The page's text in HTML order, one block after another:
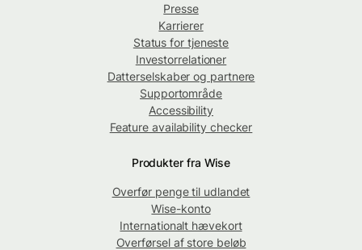
Presse
Karrierer
Status for tjeneste
Investorrelationer
Datterselskaber og partnere
Supportområde
Accessibility
Feature availability checker
Produkter fra Wise
Overfør penge til udlandet
Wise-konto
Internationalt hævekort
Overførsel af store beløb